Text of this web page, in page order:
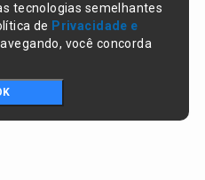
tecnologias semelhantes
de Privacidade e
você concorda